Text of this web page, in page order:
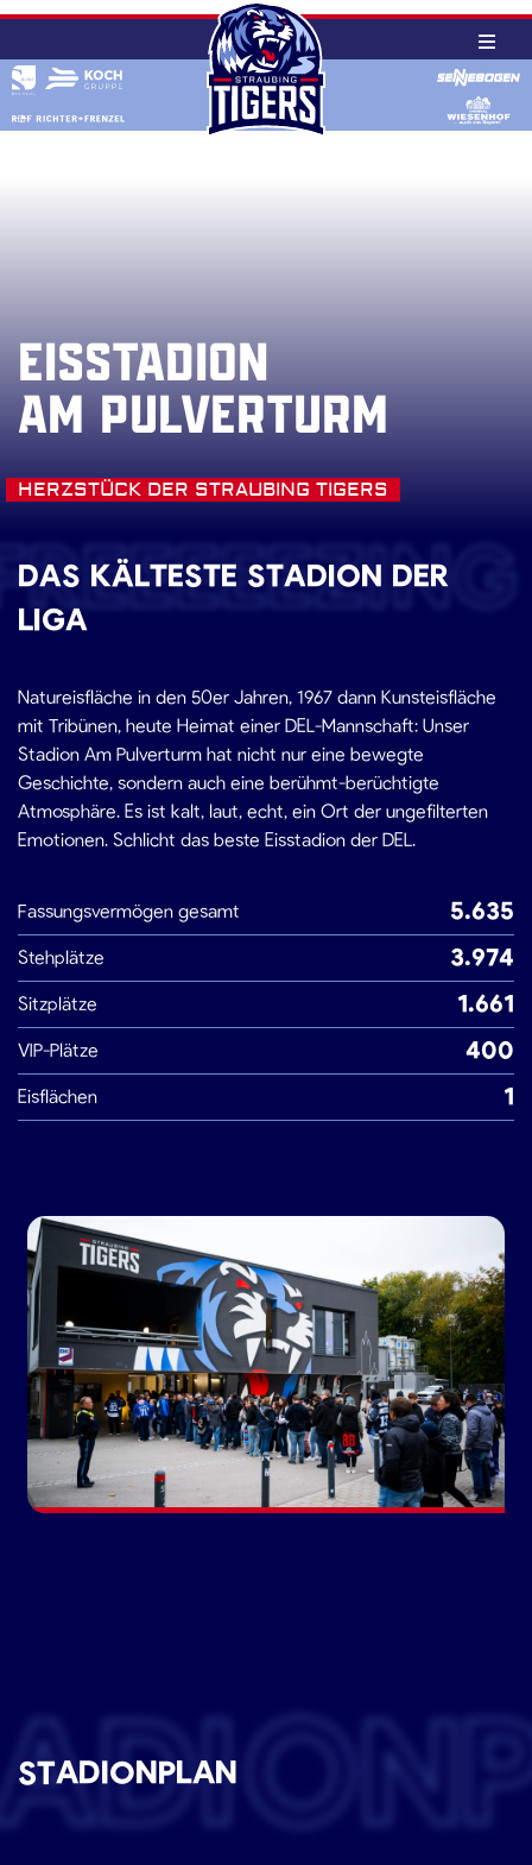
Skip
content
Eisstadion
Am Pulverturm
HERZSTÜCK DER STRAUBING TIGERS
DAS KÄLTESTE STADION DER
LIGA
Natureisfläche in den 50er Jahren, 1967 dann Kunsteisfläche
mit Tribünen, heute Heimat einer DEL-Mannschaft: Unser
Stadion Am Pulverturm hat nicht nur eine bewegte
Geschichte, sondern auch eine berühmt-berüchtigte
Atmosphäre. Es ist kalt, laut, echt, ein Ort der ungefilterten
Emotionen. Schlicht das beste Eisstadion der DEL.
Fassungsvermögen gesamt 5.635
Stehplätze 3.974
Sitzplätze 1.661
VIP-Plätze 400
Eisflächen 1
STADIONPLAN